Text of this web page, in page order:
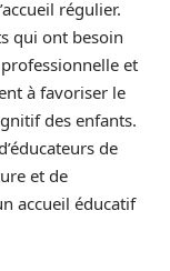
régulier.
qui ont besoin
et
à favoriser le
des enfants.
de
et de
accueil éducatif